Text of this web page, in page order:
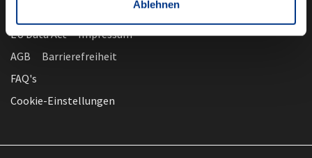
Ablehnen
EU Data Act
Impressum
AGB
Barrierefreiheit
FAQ's
Cookie-Einstellungen